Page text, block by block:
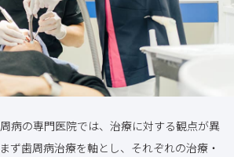
病の専門医院では、治療に対する観点が異
ず歯周病治療を軸とし、それぞれの治療・